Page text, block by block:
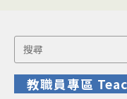
Search
for:
教職員專區